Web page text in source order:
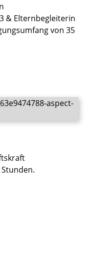
& Elternbegleiterin
von 35